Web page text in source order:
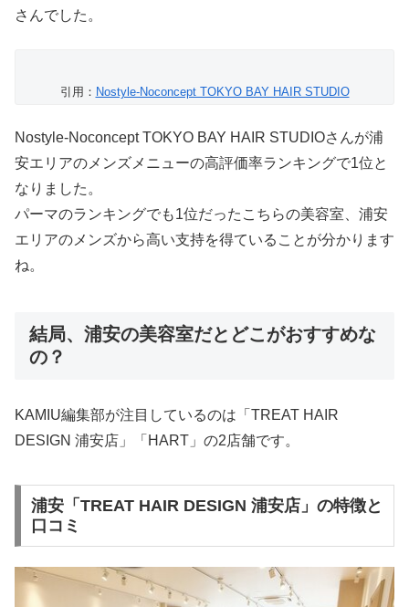
さんでした。
引用： Nostyle‐Noconcept TOKYO BAY HAIR STUDIO
Nostyle‐Noconcept TOKYO BAY HAIR STUDIOさんが浦
安エリアのメンズメニューの高評価率ランキングで1位と
なりました。
パーマのランキングでも1位だったこちらの美容室、浦安
エリアのメンズから高い支持を得ていることが分かります
ね。
結局、浦安の美容室だとどこがおすすめな
の？
KAMIU編集部が注目しているのは「TREAT HAIR
DESIGN 浦安店」「HART」の2店舗です。
浦安「TREAT HAIR DESIGN 浦安店」の特徴と
口コミ